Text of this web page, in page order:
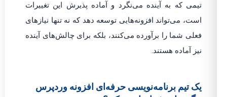
تیمی که به آینده می‌نگرد و آماده پذیرش این تغییرات
است، می‌تواند افزونه‌هایی توسعه دهد که نه تنها نیازهای
فعلی شما را برآورده می‌کنند، بلکه برای چالش‌های آینده
نیز آماده هستند.
یک تیم برنامه‌نویسی حرفه‌ای افزونه وردپرس